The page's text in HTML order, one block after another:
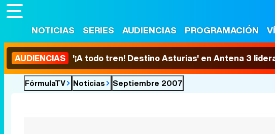
NOTICIAS SERIES AUDIENCIAS PROGRAMACIÓN
AUDIENCIAS '¡A todo tren! Destino Asturias' en Antena 3
FórmulaTV Noticias Septiembre 2007